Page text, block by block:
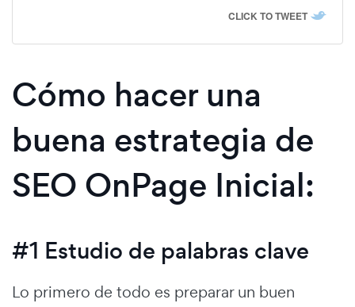
CLICK TO TWEET
Cómo hacer una
buena estrategia de
SEO OnPage Inicial:
#1 Estudio de palabras clave
Lo primero de todo es preparar un buen